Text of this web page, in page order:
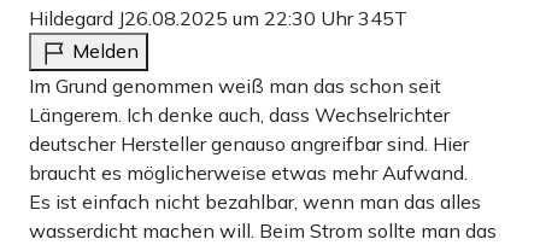
Hildegard J26.08.2025 um 22:30 Uhr345T
Melden
Im Grund genommen weiß man das schon seit
Längerem. Ich denke auch, dass Wechselrichter
deutscher Hersteller genauso angreifbar sind. Hier
braucht es möglicherweise etwas mehr Aufwand.
Es ist einfach nicht bezahlbar, wenn man das alles
wasserdicht machen will. Beim Strom sollte man das